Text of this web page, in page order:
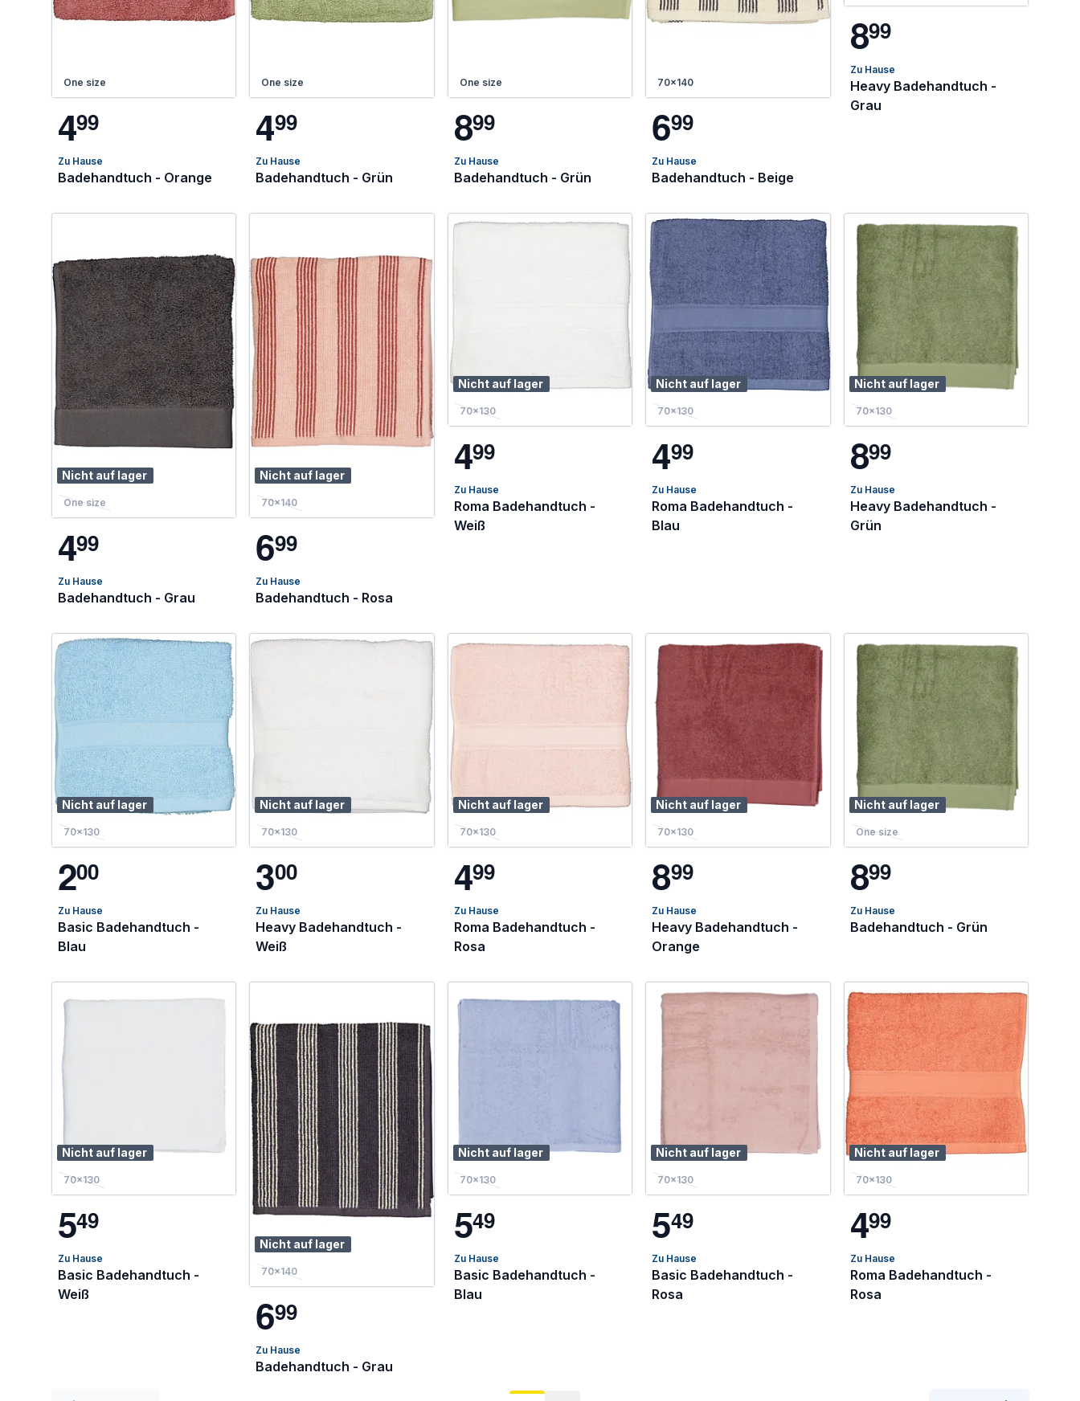
One size
499
Zu Hause
Badehandtuch - Orange
One size
499
Zu Hause
Badehandtuch - Grün
One size
899
Zu Hause
Badehandtuch - Grün
70x140
699
Zu Hause
Badehandtuch - Beige
899
Zu Hause
Heavy Badehandtuch -
Grau
Nicht auf lager
One size
499
Zu Hause
Badehandtuch - Grau
Nicht auf lager
70x140
699
Zu Hause
Badehandtuch - Rosa
Nicht auf lager
70x130
499
Zu Hause
Roma Badehandtuch -
Weiß
Nicht auf lager
70x130
499
Zu Hause
Roma Badehandtuch -
Blau
Nicht auf lager
70x130
899
Zu Hause
Heavy Badehandtuch -
Grün
Nicht auf lager
70x130
200
Zu Hause
Basic Badehandtuch -
Blau
Nicht auf lager
70x130
300
Zu Hause
Heavy Badehandtuch -
Weiß
Nicht auf lager
70x130
499
Zu Hause
Roma Badehandtuch -
Rosa
Nicht auf lager
70x130
899
Zu Hause
Heavy Badehandtuch -
Orange
Nicht auf lager
One size
899
Zu Hause
Badehandtuch - Grün
Nicht auf lager
70x130
549
Zu Hause
Basic Badehandtuch -
Weiß
Nicht auf lager
70x140
699
Zu Hause
Badehandtuch - Grau
Nicht auf lager
70x130
549
Zu Hause
Basic Badehandtuch -
Blau
Nicht auf lager
70x130
549
Zu Hause
Basic Badehandtuch -
Rosa
Nicht auf lager
70x130
499
Zu Hause
Roma Badehandtuch -
Rosa